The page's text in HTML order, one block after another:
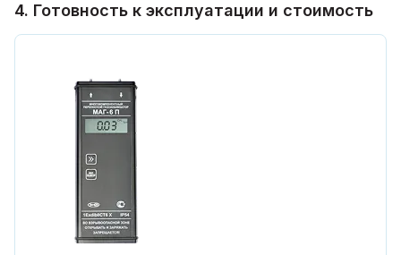
4. Готовность к эксплуатации и стоимость